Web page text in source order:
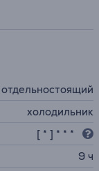
отдельностоящий
холодильник
[ * ] * * *
9 ч